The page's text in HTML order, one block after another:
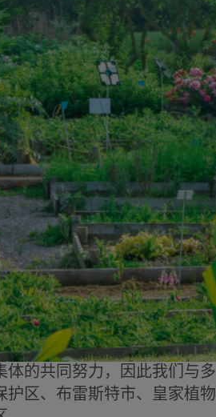
体的共同努力，因此我们与
护区、布雷斯特市、皇家植